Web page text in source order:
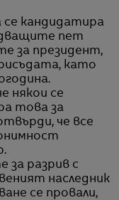
се кандидатира
пет
за президент,
като
някои се
това за
че все
за разрив с
наследник
се провали,